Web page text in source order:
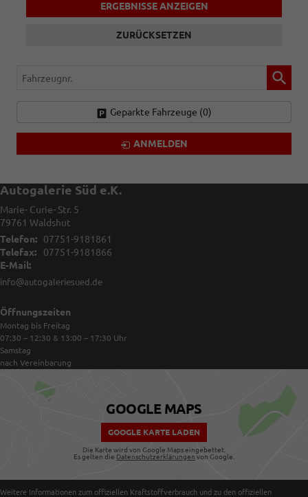
ERGEBNISSE ANZEIGEN
ZURÜCKSETZEN
Fahrzeugnr.
Geparkte Fahrzeuge (0)
ANMELDEN
Autogalerie Süd e.K.
Marie- Curie- Str. 5
79761 Waldshut
Telefon:
07751-9181861
Telefax:
07751-9181866
E-Mail:
info@autogaleriesued.de
Öffnungszeiten
Montag bis Freitag
07:30 – 12:30 & 13:00 – 17:30 Uhr
Samstag
nach Vereinbarung
GOOGLE MAPS
GOOGLE KARTE LADEN
Die Karte wird von Google Maps eingebettet.
Es gelten die Datenschutzerklärungen von Google.
Weitere Informationen zum offiziellen Kraftstoffverbrauch und zu den offiziellen